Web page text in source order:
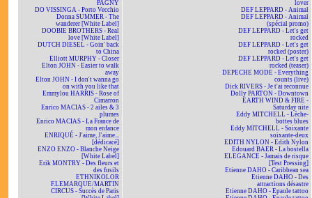
PAGNY
DO VISSINGA - Porto Vecchio
Donna SUMMER - The
wanderer [White Label]
DOOBIE BROTHERS - Real
love [White Label]
DUTCH DIESEL - Goin' back
to China
Elliott MURPHY - Closer
Elton JOHN - Easier to walk
away
Elton JOHN - I don't wanna go
on with you like that
Emmylou HARRIS - Rose of
Cimarron
Enrico MACIAS - 2 ailes & 3
plumes
Enrico MACIAS - La France de
mon enfance
ENRIQUÉ - J'aime, J'aime...
[dédicacé]
ENZO ENZO - Blanche Neige
[White Label]
Erik MONTRY - Des fleurs et
des fusils
ETHNIKOLOR
F.LEMARQUE/MARTIN
CIRCUS - Succès de Paris
lover
DEF LEPPARD - Animal
DEF LEPPARD - Animal
(spécial promo)
DEF LEPPARD - Let's get
rocked
DEF LEPPARD - Let's get
rocked (poster)
DEF LEPPARD - Let's get
rocked (teaser)
DEPECHE MODE - Everything
counts (live)
Dick RIVERS - Je t'ai reconnue
Dolly PARTON - Downtown
EARTH WIND & FIRE -
Saturday nite
Eddy MITCHELL - Lèche-
bottes blues
Eddy MITCHELL - Soixante
soixante-deux
EDITH NYLON - Edith Nylon
Edouard BAER - La bostella
ELEGANCE - Jamais de risque
[Test Pressing]
Etienne DAHO - Caribbean sea
Etienne DAHO - Des
attractions désastre
Etienne DAHO - Epaule tattoo